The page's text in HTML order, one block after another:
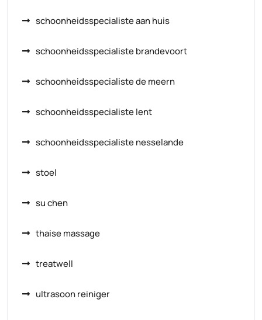
schoonheidsspecialiste aan huis
schoonheidsspecialiste brandevoort
schoonheidsspecialiste de meern
schoonheidsspecialiste lent
schoonheidsspecialiste nesselande
stoel
su chen
thaise massage
treatwell
ultrasoon reiniger